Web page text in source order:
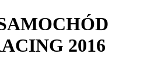
2016